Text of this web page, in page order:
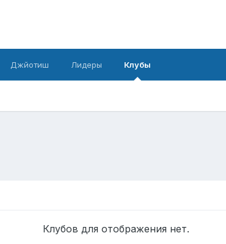
Джйотиш Лидеры Клубы
Клубов для отображения нет.